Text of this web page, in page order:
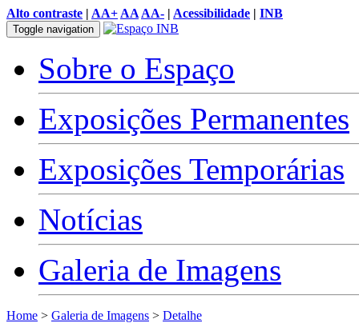
Alto contraste | AA+ AA AA- | Acessibilidade | INB
Toggle navigation
Sobre o Espaço
Exposições Permanentes
Exposições Temporárias
Notícias
Galeria de Imagens
Home > Galeria de Imagens > Detalhe